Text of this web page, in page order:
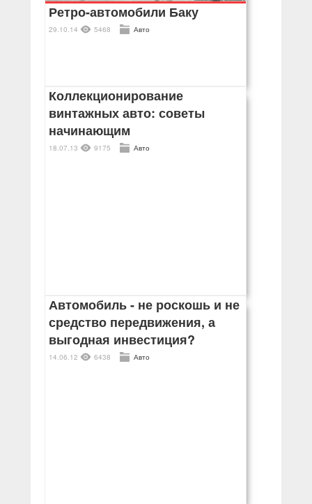
Ретро-автомобили Баку
29.10.14 5468 Авто
Коллекционирование
винтажных авто: советы
начинающим
18.07.13 9175 Авто
Автомобиль - не роскошь и не
средство передвижения, а
выгодная инвестиция?
14.06.12 6438 Авто